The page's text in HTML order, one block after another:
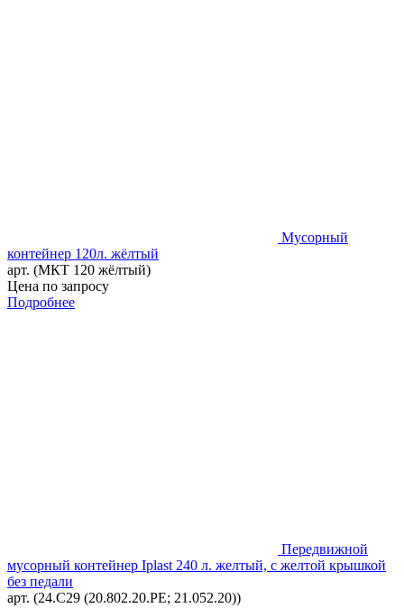
Мусорный
контейнер 120л. жёлтый
арт. (МКТ 120 жёлтый)
Цена по запросу
Подробнее
Передвижной
мусорный контейнер Iplast 240 л. желтый, с желтой крышкой
без педали
арт. (24.C29 (20.802.20.PE; 21.052.20))